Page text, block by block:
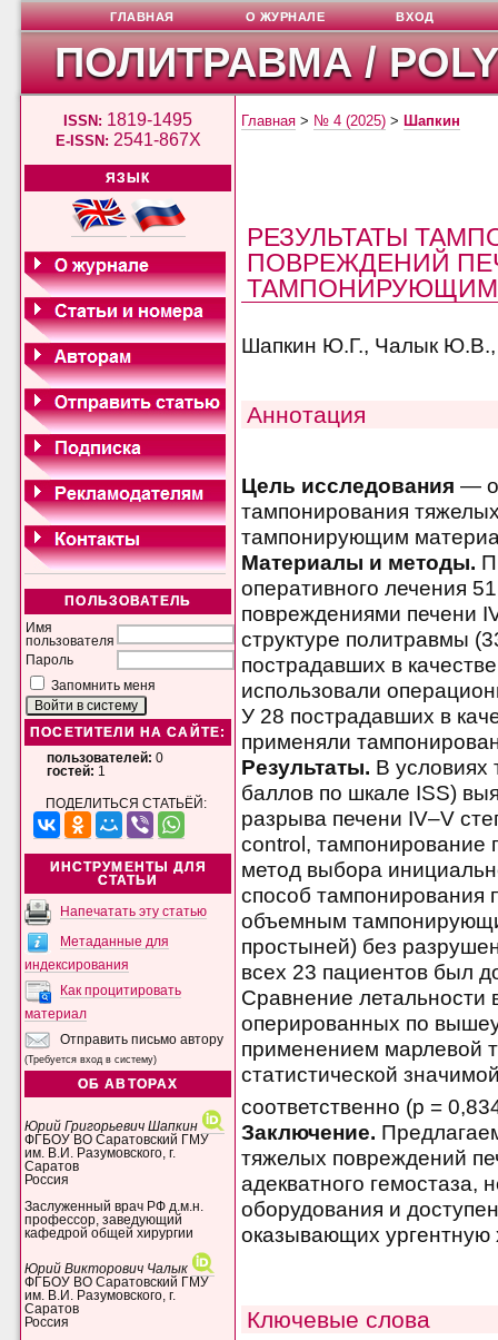
ПОЛИТРАВМА /
ISSN: 1819-1495
E-ISSN: 2541-867X
ЯЗЫК
ПОЛЬЗОВАТЕЛЬ
Имя
пользователя
Пароль
Запомнить меня
ПОСЕТИТЕЛИ НА САЙТЕ:
пользователей: 0
гостей: 1
ПОДЕЛИТЬСЯ СТАТЬЁЙ:
ИНСТРУМЕНТЫ ДЛЯ
СТАТЬИ
Напечатать эту статью
Метаданные для
индексирования
Как процитировать
материал
Отправить письмо автору
(Требуется вход в систему)
ОБ АВТОРАХ
Юрий Григорьевич Шапкин
ФГБОУ ВО Саратовский ГМУ
им. В.И. Разумовского, г.
Саратов
Россия
Заслуженный врач РФ д.м.н.
профессор, заведующий
кафедрой общей хирургии
Юрий Викторович Чалык
ФГБОУ ВО Саратовский ГМУ
им. В.И. Разумовского, г.
Саратов
Россия
ГЛАВНАЯ О ЖУРНАЛЕ ВХОД
Главная > № 4 (2025) > Шапкин
РЕЗУЛЬТАТЫ
ПОВРЕЖДЕНИЙ
Шапкин Ю.Г., Чалык Ю.В.,
Аннотация
Цель исследования—
тампонирования
тампонирующим
Материалы и методы.
оперативного лечения
повреждениями печени
структуре политравмы
пострадавших в
использовали
У 28 пострадавших в
применяли
Результаты. В условиях
баллов по шкале ISS)
разрыва печени IV–V
control, тампонирование
метод выбора
способ
объемным
простыней) без
всех 23 пациентов был
Сравнение летальности
оперированных по
применением марлевой
статистической
соответственно (р =
Заключение.
тяжелых повреждений
адекватного гемостаза,
оборудования и
оказывающих ургентную
Ключевые слова